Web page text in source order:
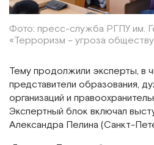
Фото: пресс-служба РГПУ им.
«Терроризм – угроза
Тему продолжили эксперты, в
представители образования,
организаций и
Экспертный блок включал
Александра Пелина (Санкт-